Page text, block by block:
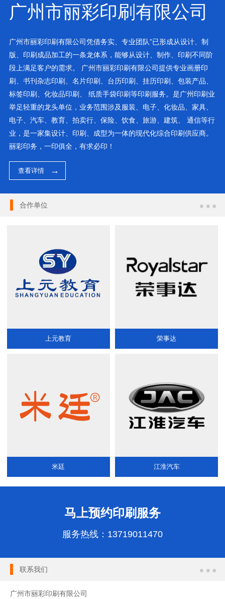
广州市丽彩印刷有限公司
广州市丽彩印刷有限公司凭借务实、专业团队”已形成从设计、制
版、印刷成品加工的一条龙体系，能够从设计、制作、印刷不同阶
段上满足客户的需求。 广州市丽彩印刷有限公司提供专业画册印
刷、书刊杂志印刷、名片印刷、台历印刷、挂历印刷、包装产品、
标签印刷、化妆品印刷、 纸质手袋印刷等印刷服务。是广州印刷业
举足轻重的龙头单位，业务范围涉及服装、电子、化妆品、家具、
电子、汽车、教育、拍卖行、保险、饮食、旅游、建筑、 通信等行
业，是一家集设计、印刷、成型为一体的现代化综合印刷供应商。
丽彩印务，一印俱全，有求必印！
查看详情
合作单位
上元教育 荣事达
米廷 江淮汽车
马上预约印刷服务
服务热线： 13719011470
联系我们
广州市丽彩印刷有限公司